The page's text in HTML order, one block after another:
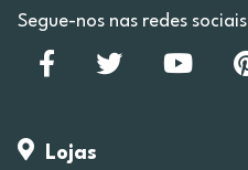
Segue-nos nas redes sociais
Lojas